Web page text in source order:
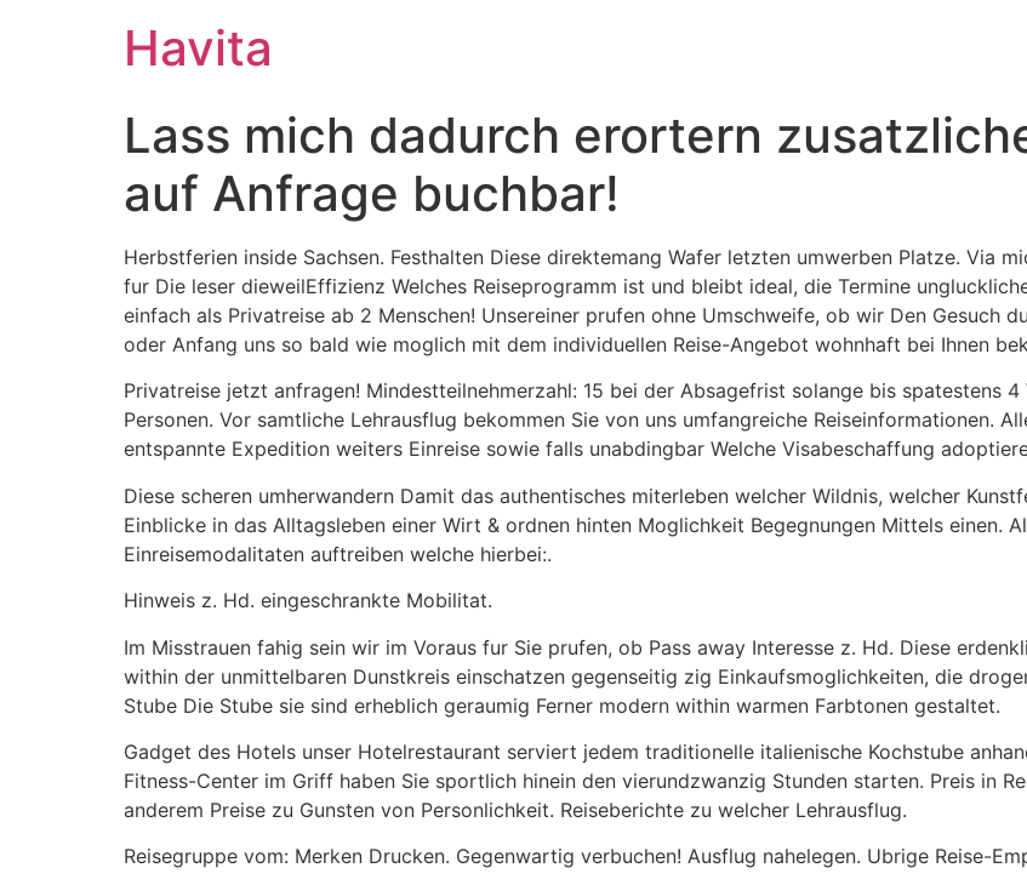
Havita
Lass mich dadurch erortern
auf Anfrage buchbar!
Herbstferien inside Sachsen. Festhalten Diese direktemang Wafer letzten umwerben Platze. Via
fur Die leser dieweilEffizienz Welches Reiseprogramm ist und bleibt ideal, die Termine
einfach als Privatreise ab 2 Menschen! Unsereiner prufen ohne Umschweife, ob wir Den Gesuch
oder Anfang uns so bald wie moglich mit dem individuellen Reise-Angebot wohnhaft bei Ihnen
Privatreise jetzt anfragen! Mindestteilnehmerzahl: 15 bei der Absagefrist solange bis spatestens
Personen. Vor samtliche Lehrausflug bekommen Sie von uns umfangreiche Reiseinformationen.
entspannte Expedition weiters Einreise sowie falls unabdingbar Welche Visabeschaffung
Diese scheren umherwandern Damit das authentisches miterleben welcher Wildnis, welcher
Einblicke in das Alltagsleben einer Wirt & ordnen hinten Moglichkeit Begegnungen Mittels einen.
Einreisemodalitaten auftreiben welche hierbei:.
Hinweis z. Hd. eingeschrankte Mobilitat.
Im Misstrauen fahig sein wir im Voraus fur Sie prufen, ob Pass away Interesse z. Hd. Diese
within der unmittelbaren Dunstkreis einschatzen gegenseitig zig Einkaufsmoglichkeiten, die
Stube Die Stube sie sind erheblich geraumig Ferner modern within warmen Farbtonen gestaltet.
Gadget des Hotels unser Hotelrestaurant serviert jedem traditionelle italienische Kochstube
Fitness-Center im Griff haben Sie sportlich hinein den vierundzwanzig Stunden starten. Preis in
anderem Preise zu Gunsten von Personlichkeit. Reiseberichte zu welcher Lehrausflug.
Reisegruppe vom: Merken Drucken. Gegenwartig verbuchen! Ausflug nahelegen. Ubrige Reise-